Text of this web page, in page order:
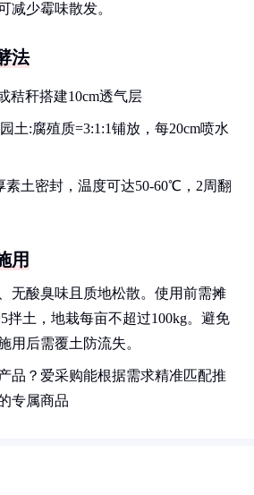
减少霉味散发。
法
秸秆搭建10cm透气层
土:腐殖质=3:1:1铺放，每20cm喷水
素土密封，温度可达50-60℃，2周翻
用
无酸臭味且质地松散。使用前需摊
拌土，地栽每亩不超过100kg。避免
用后需覆土防流失。
品？爱采购能根据需求精准匹配推
专属商品